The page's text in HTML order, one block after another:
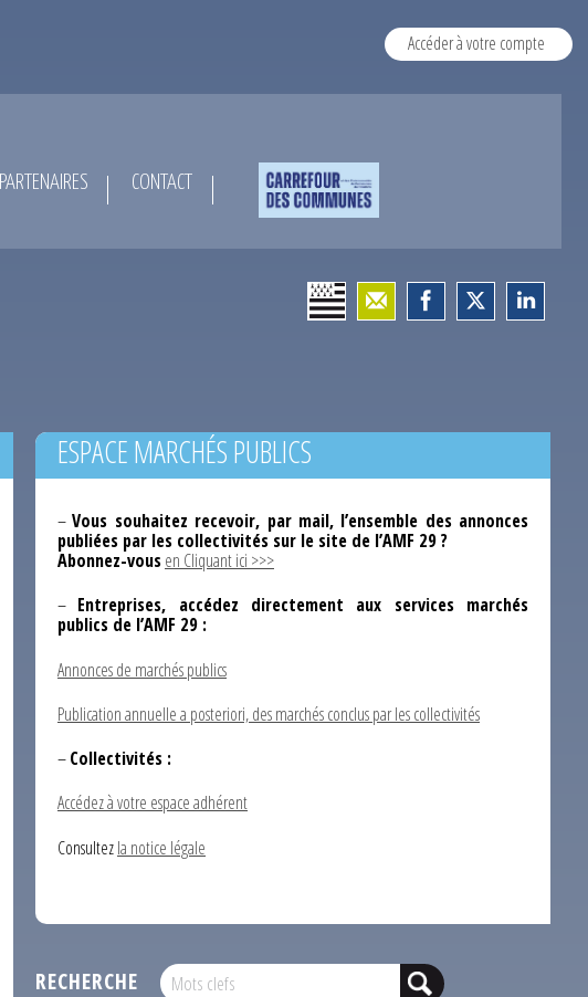
Accéder à votre compte
PARTENAIRES CONTACT
ESPACE MARCHÉS PUBLICS
–Vous souhaitez recevoir, par mail, l’ensemble des annonces
publiées par les collectivités sur le site de l’AMF 29 ?
Abonnez-vousen Cliquant ici >>>
– Entreprises, accédez directement aux services marchés
publics de l’AMF 29 :
Annonces de marchés publics
Publication annuelle a posteriori, des marchés conclus par les collectivités
–Collectivités :
Accédez à votre espace adhérent
Consultezla notice légale
RECHERCHE